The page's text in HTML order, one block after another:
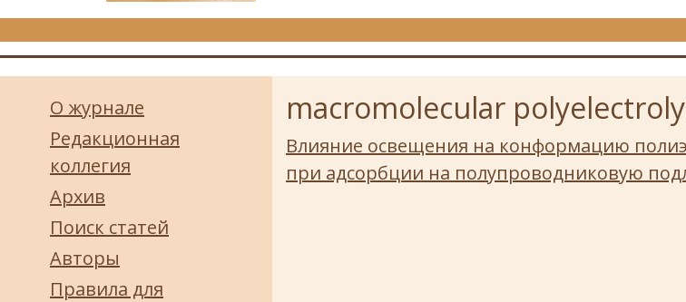
О журнале
Редакционная
коллегия
Архив
Поиск статей
Авторы
Правила для
macromolecular
Влияние освещения на конформацию
при адсорбции на полупроводниковую